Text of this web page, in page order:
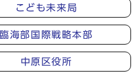
こども未来局
臨海部国際戦略本部
中原区役所